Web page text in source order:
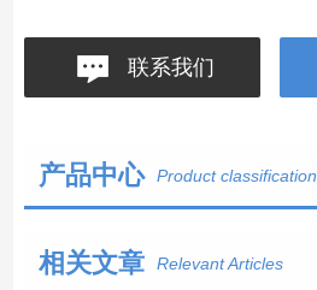
联系我们
产品中心 Product classification
相关文章 Relevant Articles